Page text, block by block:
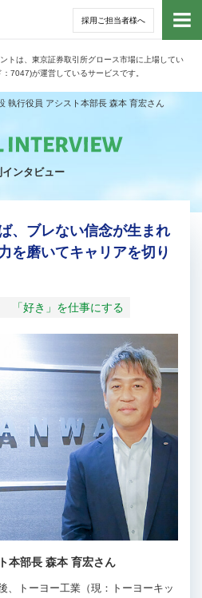
採用ご担当者様へ
トは、東京証券取引所グロース市場に上場してい
7047)が運営しているサービスです。
トッ
執行役員 アシスト本部長 森本 育宏さん
インタビュー
、ブレない信念が生まれ
を磨いてキャリアを切り
「好き」を仕事にする
本部長 森本 育宏さん
、トーヨー工業（現：トーヨーキッ